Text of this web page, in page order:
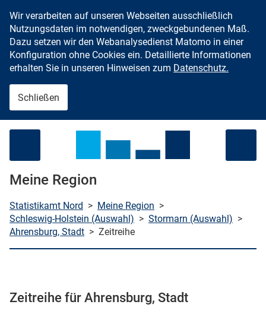
Zum Inhalt springen
Wir verarbeiten auf unseren Webseiten ausschließlich
Nutzungsdaten im notwendigen, zweckgebundenen Maß.
Dazu setzen wir den Webanalysedienst Matomo in einer
Konfiguration ohne Cookies ein. Detaillierte Informationen
erhalten Sie in unseren Hinweisen zum Datenschutz.
Schließen
Meine Region
Statistikamt Nord > Meine Region >
Schleswig-Holstein (Auswahl) > Stormarn (Auswahl) >
Ahrensburg, Stadt > Zeitreihe
Zeitreihe für Ahrensburg, Stadt